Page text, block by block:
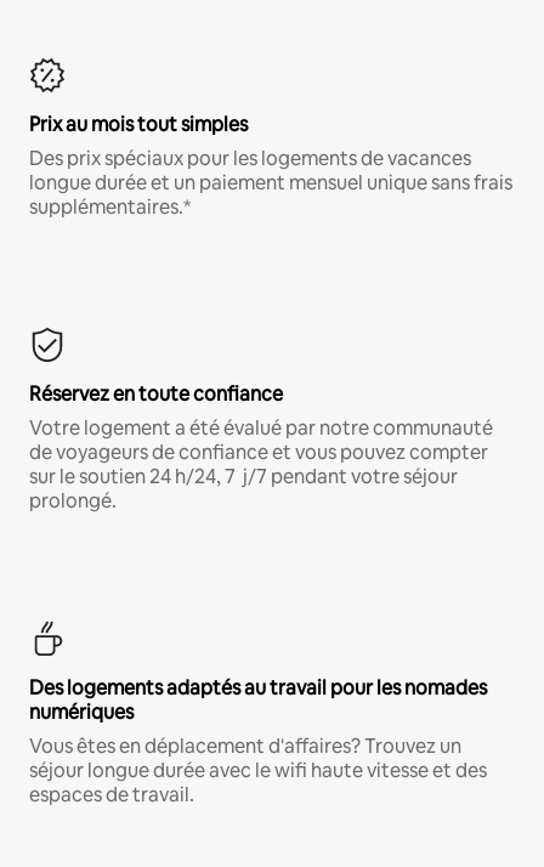
Prix au mois tout simples
Des prix spéciaux pour les logements de vacances
longue durée et un paiement mensuel unique sans frais
supplémentaires.*
Réservez en toute confiance
Votre logement a été évalué par notre communauté
de voyageurs de confiance et vous pouvez compter
sur le soutien 24 h/24, 7 j/7 pendant votre séjour
prolongé.
Des logements adaptés au travail pour les nomades
numériques
Vous êtes en déplacement d'affaires? Trouvez un
séjour longue durée avec le wifi haute vitesse et des
espaces de travail.